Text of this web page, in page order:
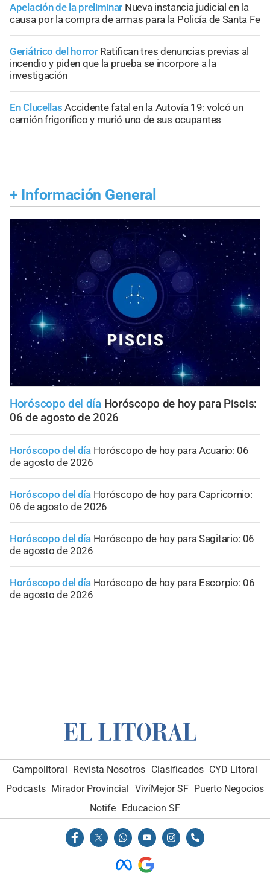
Apelación de la preliminar Nueva instancia judicial en la
causa por la compra de armas para la Policía de Santa Fe
Geriátrico del horror Ratifican tres denuncias previas al
incendio y piden que la prueba se incorpore a la
investigación
En Clucellas Accidente fatal en la Autovía 19: volcó un
camión frigorífico y murió uno de sus ocupantes
+ Información General
Horóscopo del día Horóscopo de hoy para Piscis:
06 de agosto de 2026
Horóscopo del día Horóscopo de hoy para Acuario: 06
de agosto de 2026
Horóscopo del día Horóscopo de hoy para Capricornio:
06 de agosto de 2026
Horóscopo del día Horóscopo de hoy para Sagitario: 06
de agosto de 2026
Horóscopo del día Horóscopo de hoy para Escorpio: 06
de agosto de 2026
Campolitoral Revista Nosotros Clasificados CYD Litoral
Podcasts Mirador Provincial VivíMejor SF Puerto Negocios
Notife Educacion SF